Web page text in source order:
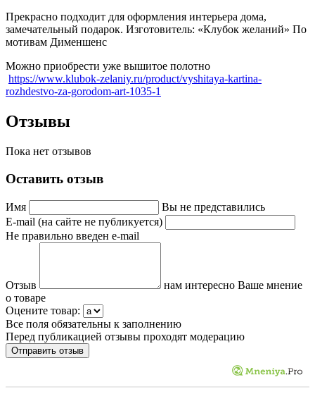
Прекрасно подходит для оформления интерьера дома,
замечательный подарок. Изготовитель: «Клубок желаний» По
мотивам Дименшенс
Можно приобрести уже вышитое полотно
https://www.klubok-zelaniy.ru/product/vyshitaya-kartina-
rozhdestvo-za-gorodom-art-1035-1
Отзывы
Пока нет отзывов
Оставить отзыв
Имя
Вы не представились
E-mail (на сайте не публикуется)
Не правильно введен e-mail
Отзыв
нам интересно Ваше мнение
о товаре
Оцените товар:
Все поля обязательны к заполнению
Перед публикацией отзывы проходят модерацию